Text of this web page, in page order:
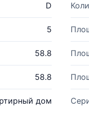
D
5
58.8
58.8
дом